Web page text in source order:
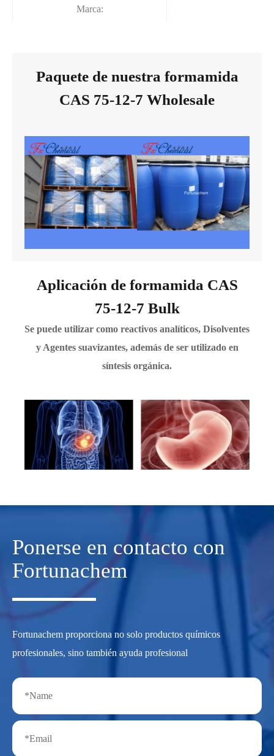
Marca:
Paquete de nuestra formamida
CAS 75-12-7 Wholesale
Aplicación de formamida CAS
75-12-7 Bulk
Se puede utilizar como reactivos analíticos, Disolventes
y Agentes suavizantes, además de ser utilizado en
síntesis orgánica.
Ponerse en contacto con
Fortunachem
Fortunachem proporciona no solo productos químicos
profesionales, sino también ayuda profesional